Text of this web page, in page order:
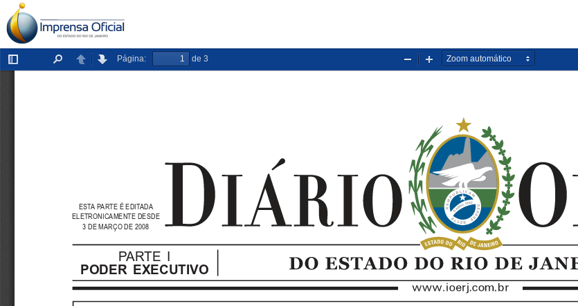
Exibir/ocultar
painel
LocalizarAnteriorPróxima
Página: de 3
Diminuir
zoom
Aumentar
zoom
ESTA PARTE É EDITADA
ELETRONICAMENTE DESDE
3 DE MARÇO DE 2008
PARTE  I
PODER  EXECUTIVO